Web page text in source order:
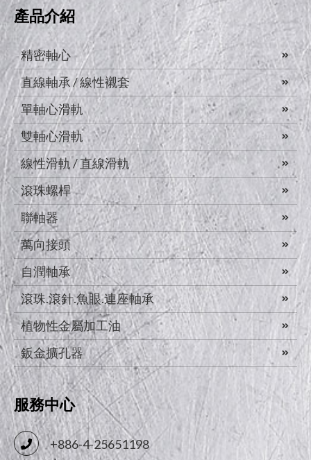
產品介紹
精密軸心
直線軸承 / 線性襯套
單軸心滑軌
雙軸心滑軌
線性滑軌 / 直線滑軌
滾珠螺桿
聯軸器
萬向接頭
自潤軸承
滾珠.滾針.魚眼.連座軸承
植物性金屬加工油
鈑金擴孔器
服務中心
+886-4-25651198